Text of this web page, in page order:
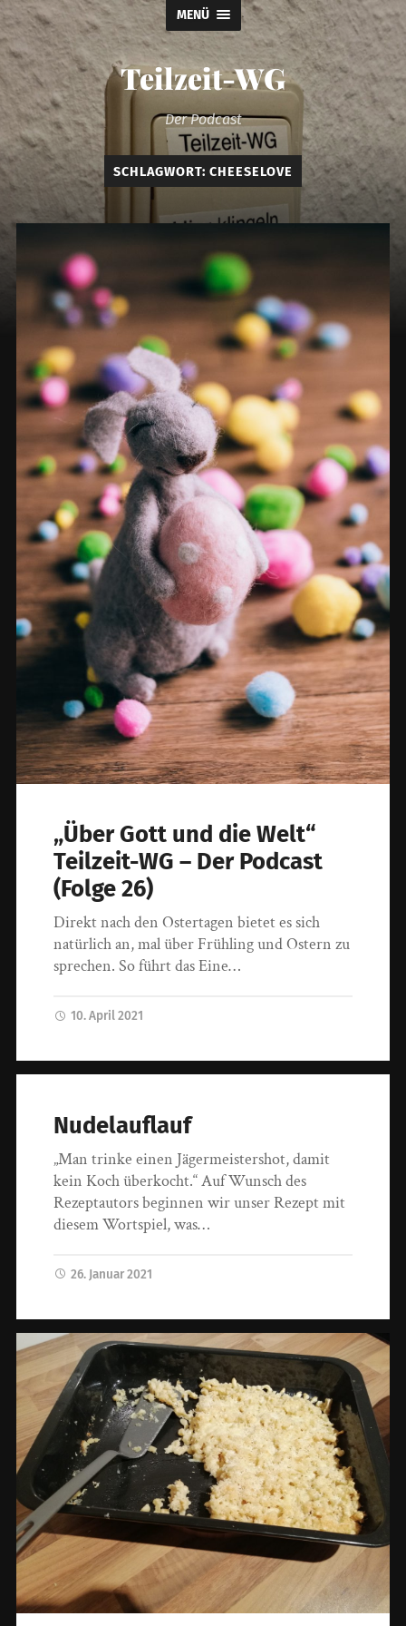
MENÜ
Teilzeit-WG
Der Podcast
SCHLAGWORT: CHEESELOVE
„Über Gott und die Welt“
Teilzeit-WG – Der Podcast
(Folge 26)
Direkt nach den Ostertagen bietet es sich
natürlich an, mal über Frühling und Ostern zu
sprechen. So führt das Eine…
10. April 2021
Nudelauflauf
„Man trinke einen Jägermeistershot, damit
kein Koch überkocht.“ Auf Wunsch des
Rezeptautors beginnen wir unser Rezept mit
diesem Wortspiel, was…
26. Januar 2021